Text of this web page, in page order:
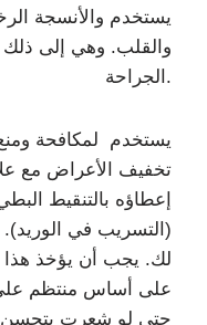
يستخدم والأنسجة
والقلب. وهي إلى ذلك
الجراحة.
يستخدم لمكافحة
تخفيف الأعراض مع
إعطاؤه بالتنقيط
(التسريب في
لك. يجب أن يؤخذ هذا
على أساس منتظم
حتى لو شعرت